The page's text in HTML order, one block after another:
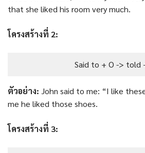
that she liked his room very much.
โครงสร้างที่ 2:
Said to + O -> told
ตัวอย่าง: John said to me: “I like
me he liked those shoes.
โครงสร้างที่ 3: